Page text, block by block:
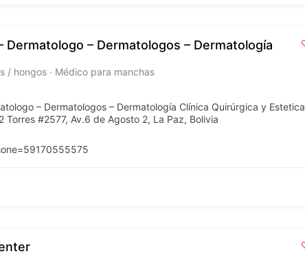
Dermatologo – Dermatologos – Dermatología
/ hongos · Médico para manchas
– Dermatologos – Dermatología Clínica Quirúrgica y Estetica
Torres #2577, Av.6 de Agosto 2, La Paz, Bolivia